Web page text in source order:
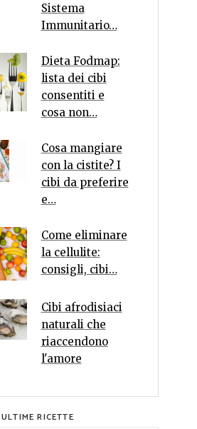
Sistema
Immunitario…
Dieta Fodmap:
lista dei cibi
consentiti e
cosa non…
Cosa mangiare
con la cistite? I
cibi da preferire
e…
Come eliminare
la cellulite:
consigli, cibi…
Cibi afrodisiaci
naturali che
riaccendono
l'amore
ULTIME RICETTE